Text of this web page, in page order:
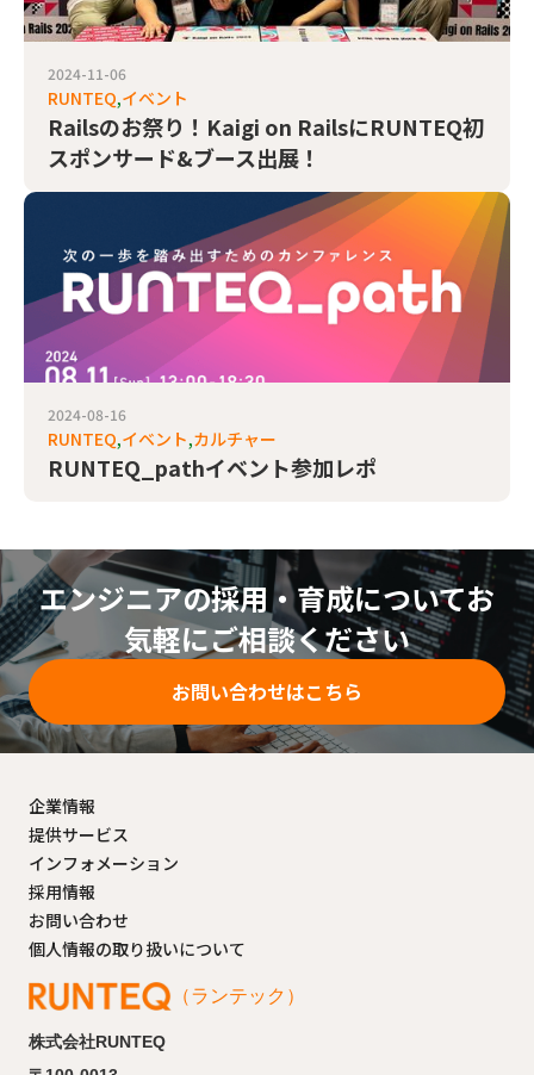
2024-11-06
RUNTEQ イベント
Railsのお祭り！Kaigi on RailsにRUNTEQ初
スポンサード&ブース出展！
2024-08-16
RUNTEQ イベント カルチャー
RUNTEQ_pathイベント参加レポ
エンジニアの採用・育成についてお
気軽にご相談ください
お問い合わせはこちら
（ランテック）
株式会社RUNTEQ
企業情報
提供サービス
インフォメーション
採用情報
お問い合わせ
個人情報の取り扱いについて